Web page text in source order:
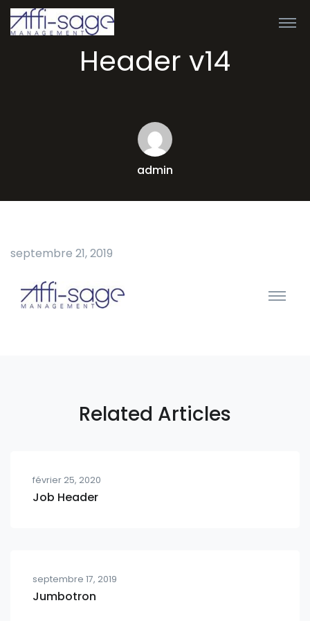
Header v14
admin
septembre 21, 2019
Related Articles
février 25, 2020
Job Header
septembre 17, 2019
Jumbotron